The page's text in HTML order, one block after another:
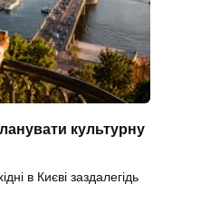
культурну
в Києві заздалегідь